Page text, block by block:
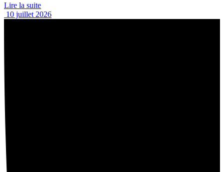
Lire la suite
10 juillet 2026